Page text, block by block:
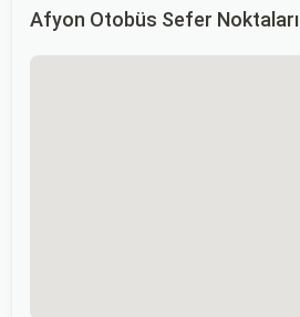
Afyon Otobüs Sefer Noktaları